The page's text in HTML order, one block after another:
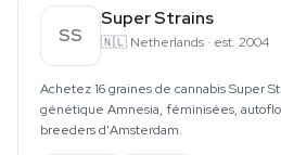
SS
Super Strains
🇳🇱 Netherlands · est. 2004
Achetez 16 graines de cannabis Super
génétique Amnesia, féminisées,
breeders d'Amsterdam.